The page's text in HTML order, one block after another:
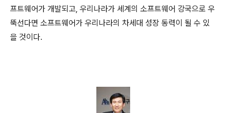
프트웨어가 개발되고, 우리나라가 세계의 소프트웨어 강국으로 우
뚝선다면 소프트웨어가 우리나라의 차세대 성장 동력이 될 수 있
을 것이다.